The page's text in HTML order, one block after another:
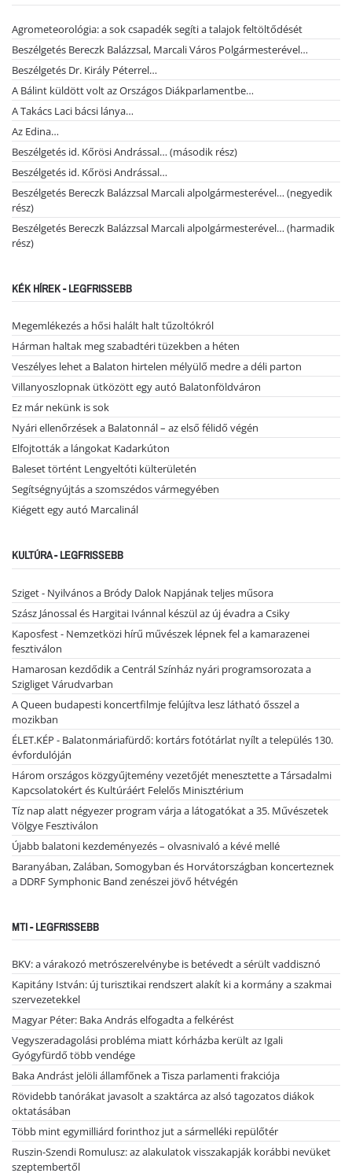
Agrometeorológia: a sok csapadék segíti a talajok feltöltődését
Beszélgetés Bereczk Balázzsal, Marcali Város Polgármesterével…
Beszélgetés Dr. Király Péterrel…
A Bálint küldött volt az Országos Diákparlamentbe…
A Takács Laci bácsi lánya…
Az Edina…
Beszélgetés id. Kőrösi Andrással… (második rész)
Beszélgetés id. Kőrösi Andrással…
Beszélgetés Bereczk Balázzsal Marcali alpolgármesterével… (negyedik
rész)
Beszélgetés Bereczk Balázzsal Marcali alpolgármesterével… (harmadik
rész)
KÉK HÍREK - LEGFRISSEBB
Megemlékezés a hősi halált halt tűzoltókról
Hárman haltak meg szabadtéri tüzekben a héten
Veszélyes lehet a Balaton hirtelen mélyülő medre a déli parton
Villanyoszlopnak ütközött egy autó Balatonföldváron
Ez már nekünk is sok
Nyári ellenőrzések a Balatonnál – az első félidő végén
Elfojtották a lángokat Kadarkúton
Baleset történt Lengyeltóti külterületén
Segítségnyújtás a szomszédos vármegyében
Kiégett egy autó Marcalinál
KULTÚRA - LEGFRISSEBB
Sziget - Nyilvános a Bródy Dalok Napjának teljes műsora
Szász Jánossal és Hargitai Ivánnal készül az új évadra a Csiky
Kaposfest - Nemzetközi hírű művészek lépnek fel a kamarazenei
fesztiválon
Hamarosan kezdődik a Centrál Színház nyári programsorozata a
Szigliget Várudvarban
A Queen budapesti koncertfilmje felújítva lesz látható ősszel a
mozikban
ÉLET.KÉP - Balatonmáriafürdő: kortárs fotótárlat nyílt a település 130.
évfordulóján
Három országos közgyűjtemény vezetőjét menesztette a Társadalmi
Kapcsolatokért és Kultúráért Felelős Minisztérium
Tíz nap alatt négyezer program várja a látogatókat a 35. Művészetek
Völgye Fesztiválon
Újabb balatoni kezdeményezés – olvasnivaló a kévé mellé
Baranyában, Zalában, Somogyban és Horvátországban koncerteznek
a DDRF Symphonic Band zenészei jövő hétvégén
MTI - LEGFRISSEBB
BKV: a várakozó metrószerelvénybe is betévedt a sérült vaddisznó
Kapitány István: új turisztikai rendszert alakít ki a kormány a szakmai
szervezetekkel
Magyar Péter: Baka András elfogadta a felkérést
Vegyszeradagolási probléma miatt kórházba került az Igali
Gyógyfürdő több vendége
Baka Andrást jelöli államfőnek a Tisza parlamenti frakciója
Rövidebb tanórákat javasolt a szaktárca az alsó tagozatos diákok
oktatásában
Több mint egymilliárd forinthoz jut a sármelléki repülőtér
Ruszin-Szendi Romulusz: az alakulatok visszakapják korábbi nevüket
szeptembertől